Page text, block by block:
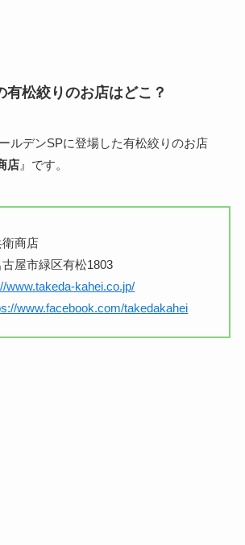
有松絞りのお店はどこ？
ルデンSPに登場した有松絞りのお店
店』です。
衛商店
古屋市緑区有松1803
www.takeda-kahei.co.jp/
www.facebook.com/takedakahei